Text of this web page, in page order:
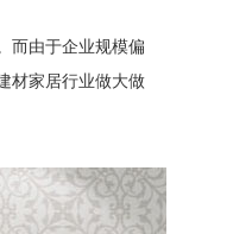
而由于企业规模偏
材家居行业做大做